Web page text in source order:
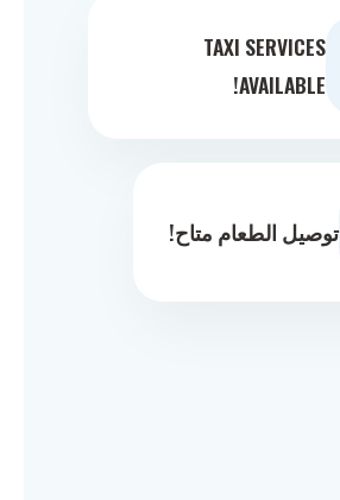
TAXI SERVICES
AVAILABLE!
توصيل الطعام متاح!